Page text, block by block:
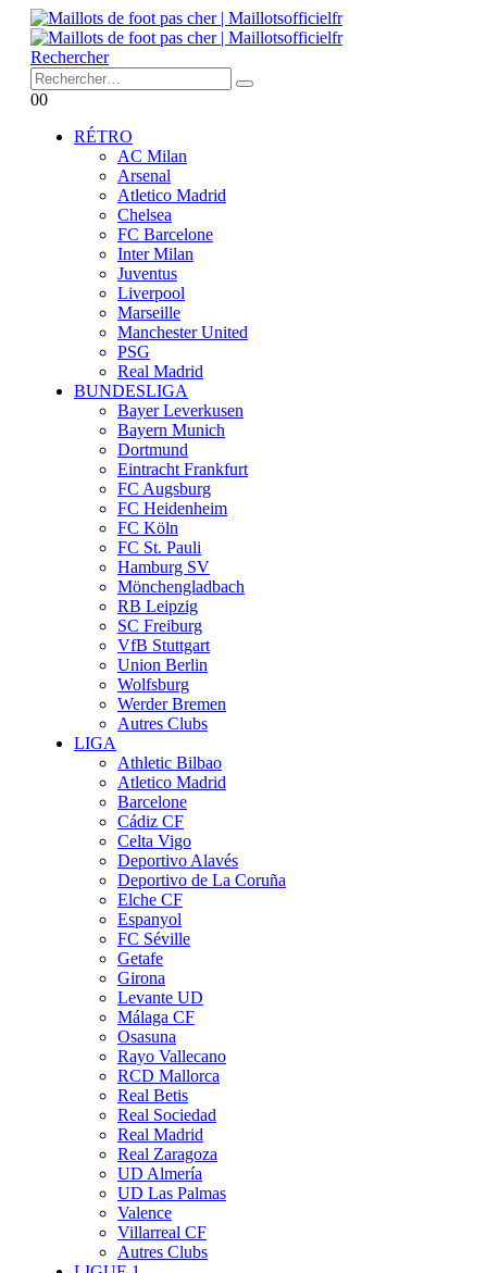
Rechercher
00
RÉTRO
AC Milan
Arsenal
Atletico Madrid
Chelsea
FC Barcelone
Inter Milan
Juventus
Liverpool
Marseille
Manchester United
PSG
Real Madrid
BUNDESLIGA
Bayer Leverkusen
Bayern Munich
Dortmund
Eintracht Frankfurt
FC Augsburg
FC Heidenheim
FC Köln
FC St. Pauli
Hamburg SV
Mönchengladbach
RB Leipzig
SC Freiburg
VfB Stuttgart
Union Berlin
Wolfsburg
Werder Bremen
Autres Clubs
LIGA
Athletic Bilbao
Atletico Madrid
Barcelone
Cádiz CF
Celta Vigo
Deportivo Alavés
Deportivo de La Coruña
Elche CF
Espanyol
FC Séville
Getafe
Girona
Levante UD
Málaga CF
Osasuna
Rayo Vallecano
RCD Mallorca
Real Betis
Real Sociedad
Real Madrid
Real Zaragoza
UD Almería
UD Las Palmas
Valence
Villarreal CF
Autres Clubs